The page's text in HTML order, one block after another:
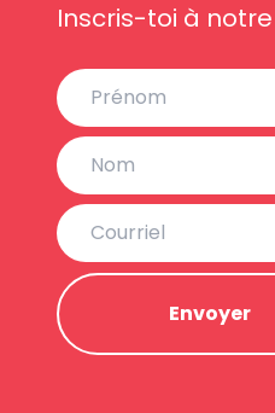
Inscris-toi à